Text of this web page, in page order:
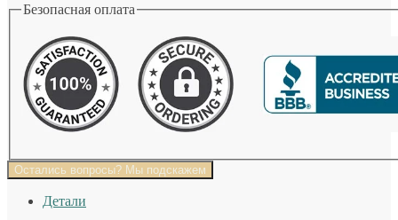
Безопасная оплата
Остались вопросы? Мы подскажем
Детали